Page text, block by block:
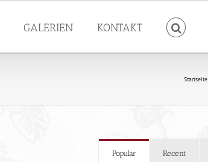
GALERIEN KONTAKT
Startseite
Popular Recent